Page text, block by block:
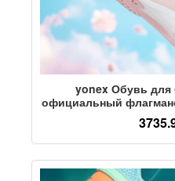
yonex Обувь для
официальный
профессиональная
бадминтона